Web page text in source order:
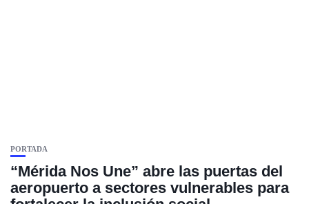
PORTADA
“Mérida Nos Une” abre las puertas del
aeropuerto a sectores vulnerables para